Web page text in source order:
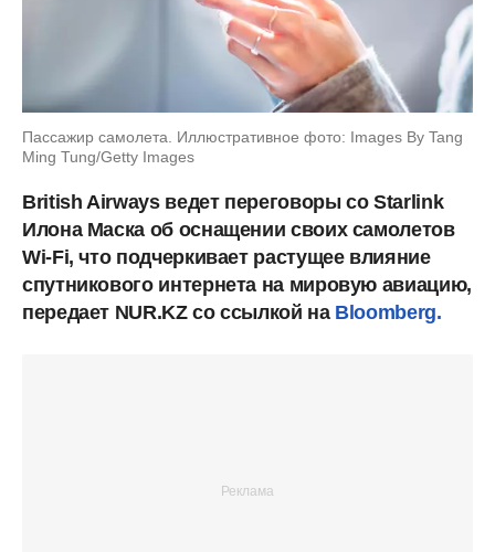
Пассажир самолета. Иллюстративное фото: Images By Tang
Ming Tung/Getty Images
British Airways ведет переговоры со Starlink
Илона Маска об оснащении своих самолетов
Wi-Fi, что подчеркивает растущее влияние
спутникового интернета на мировую авиацию,
передает NUR.KZ со ссылкой на Bloomberg.